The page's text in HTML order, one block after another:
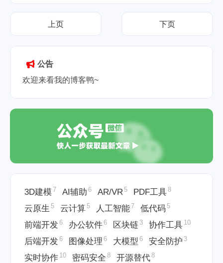
上页 下页
公告
欢迎来看我的博客鸭~
3D建模 7 AI辅助 6 AR/VR 5 PDF工具8
云原生 5 云计算 5 人工智能7 低代码 5
前端开发6 办公软件6 区块链 3 协作工具 10
后端开发6 图像处理 6 大模型 6 安全防护 3
实时协作 10 密码安全 8 开源替代8